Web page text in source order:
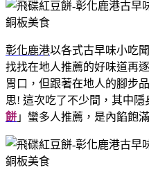
彰化鹿港以各式古早味小吃
找找在地人推薦的好味道再
胃口，但跟著在地人的腳步
思! 這次吃了不少間，其中隱
餅 」蠻多人推薦，是內餡飽